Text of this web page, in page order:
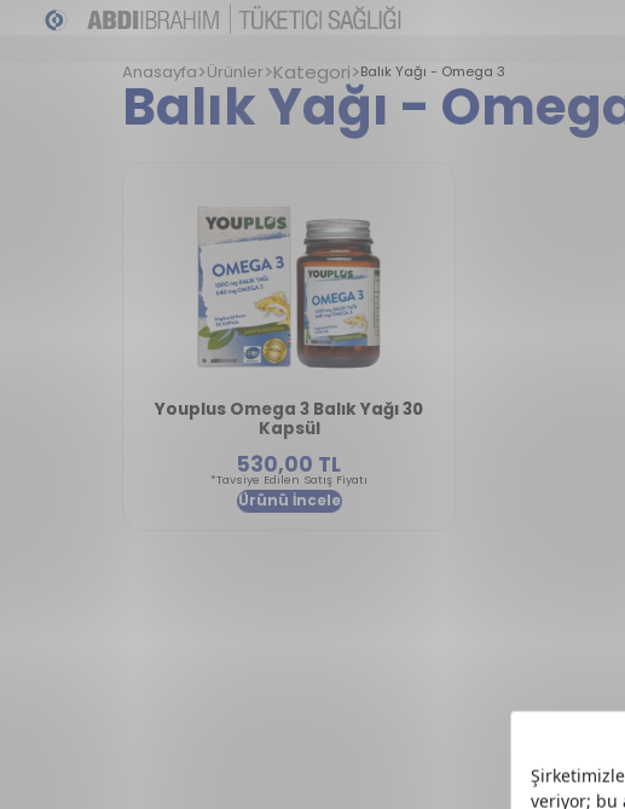
Anasayfa Ürünler Kategori Balık Yağı - Omega 3
Balık Yağı -
Youplus Omega 3 Balık Yağı 30
Kapsül
530,00 TL
*Tavsiye Edilen Satış Fiyatı
Ürünü İncele